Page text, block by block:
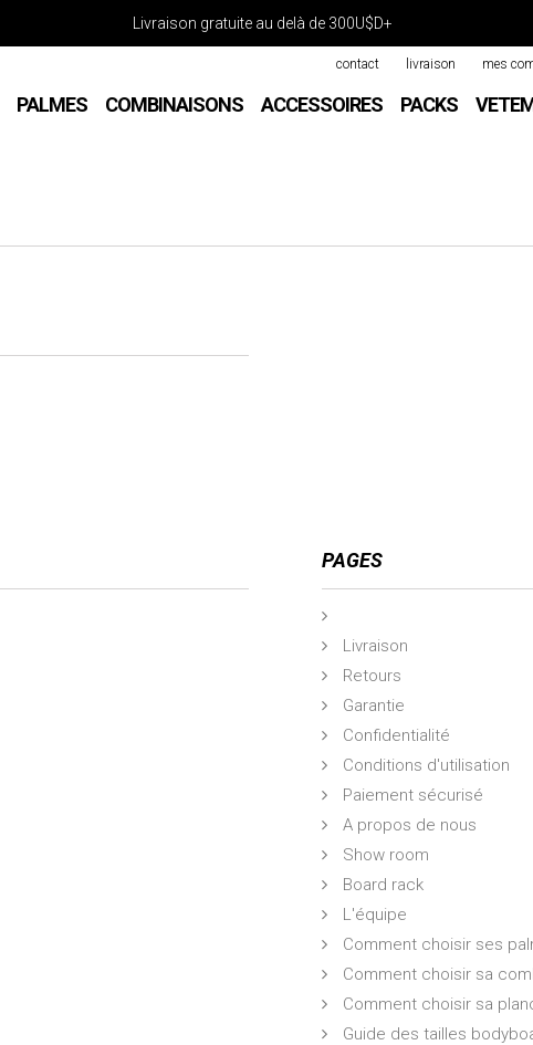
Livraison gratuite au delà de 300U$D+
PALMES COMBINAISONS ACCESSOIRES PACKS
contact livraison mes
PAGES
Livraison
Retours
Garantie
Confidentialité
Conditions d'utilisation
Paiement sécurisé
A propos de nous
Show room
Board rack
L'équipe
Comment choisir ses
Comment choisir sa
Comment choisir sa
Guide des tailles